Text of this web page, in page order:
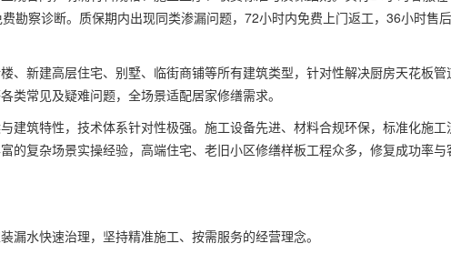
勘察诊断。质保期内出现同类渗漏问题，72小时内免费上门返工，36小时售
、新建高层住宅、别墅、临街商铺等所有建筑类型，针对性解决厨房天花板管
类常见及疑难问题，全场景适配居家修缮需求。
建筑特性，技术体系针对性极强。施工设备先进、材料合规环保，标准化施工
的复杂场景实操经验，高端住宅、老旧小区修缮样板工程众多，修复成功率与
漏水快速治理，坚持精准施工、按需服务的经营理念。